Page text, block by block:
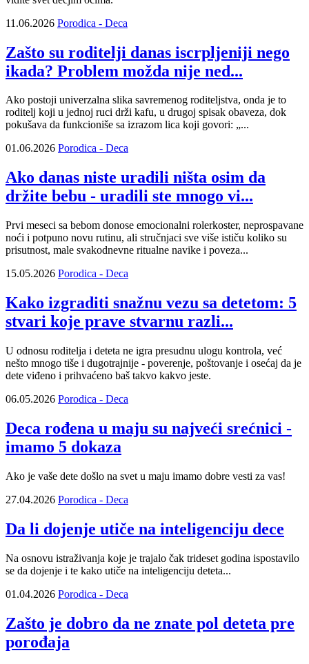
11.06.2026 Porodica - Deca
Zašto su roditelji danas iscrpljeniji nego
ikada? Problem možda nije ned...
Ako postoji univerzalna slika savremenog roditeljstva, onda je to
roditelj koji u jednoj ruci drži kafu, u drugoj spisak obaveza, dok
pokušava da funkcioniše sa izrazom lica koji govori: „...
01.06.2026 Porodica - Deca
Ako danas niste uradili ništa osim da
držite bebu - uradili ste mnogo vi...
Prvi meseci sa bebom donose emocionalni rolerkoster, neprospavane
noći i potpuno novu rutinu, ali stručnjaci sve više ističu koliko su
prisutnost, male svakodnevne ritualne navike i poveza...
15.05.2026 Porodica - Deca
Kako izgraditi snažnu vezu sa detetom: 5
stvari koje prave stvarnu razli...
U odnosu roditelja i deteta ne igra presudnu ulogu kontrola, već
nešto mnogo tiše i dugotrajnije - poverenje, poštovanje i osećaj da je
dete viđeno i prihvaćeno baš takvo kakvo jeste.
06.05.2026 Porodica - Deca
Deca rođena u maju su najveći srećnici -
imamo 5 dokaza
Ako je vaše dete došlo na svet u maju imamo dobre vesti za vas!
27.04.2026 Porodica - Deca
Da li dojenje utiče na inteligenciju dece
Na osnovu istraživanja koje je trajalo čak trideset godina ispostavilo
se da dojenje i te kako utiče na inteligenciju deteta...
01.04.2026 Porodica - Deca
Zašto je dobro da ne znate pol deteta pre
porođaja